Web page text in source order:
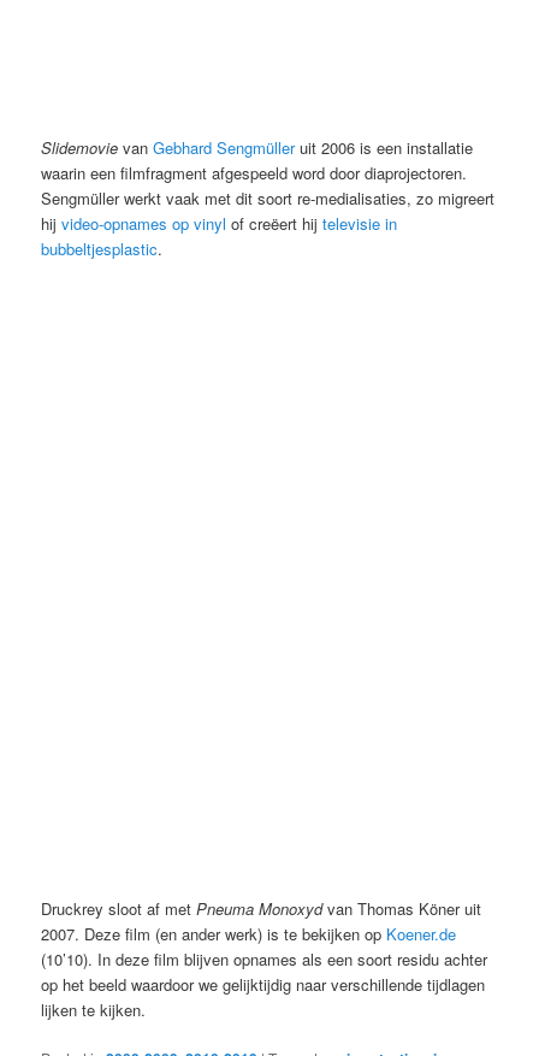
Slidemovie vanGebhard Sengmülleruit 2006 is een installatie
waarin een filmfragment afgespeeld word door diaprojectoren.
Sengmüller werkt vaak met dit soort re-medialisaties, zo migreert
hijvideo-opnames op vinyl of creëert hijtelevisie in
bubbeltjesplastic.
Druckrey sloot af metPneuma Monoxydvan Thomas Köner uit
2007. Deze film (en ander werk) is te bekijken op Koener.de
(10’10). In deze film blijven opnames als een soort residu achter
op het beeld waardoor we gelijktijdig naar verschillende tijdlagen
lijken te kijken.